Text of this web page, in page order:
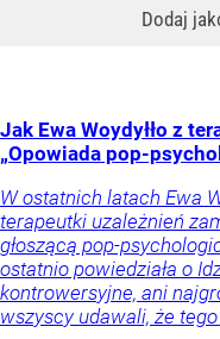
Dodaj
Jak Ewa Woydyłło z
„Opowiada pop-
W ostatnich latach Ewa
terapeutki uzależnień
głoszącą pop-
ostatnio powiedziała o
kontrowersyjne, ani
wszyscy udawali, że